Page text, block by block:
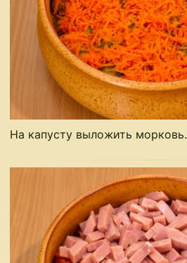
На капусту выложить морковь.